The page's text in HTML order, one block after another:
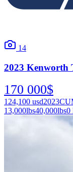
14
2023 Kenworth
170 000$
124,100 usd2023
13,000lbs40,000lbs0